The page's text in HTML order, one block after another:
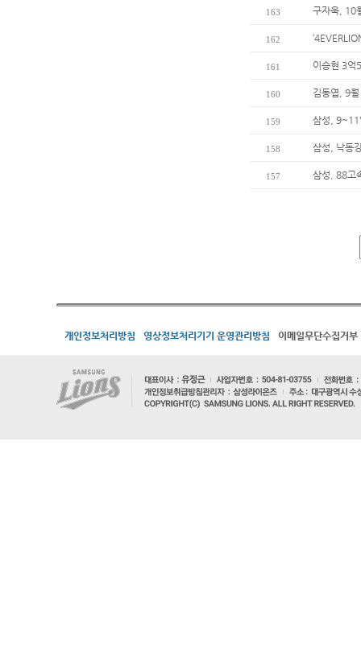
163 구자욱, 10
162
161 이승현 3억
160 김동엽, 9
159 삼성, 9~11
158 삼성, 낙동
157 삼성, 88고
개인정보처리방침 영상정보처리기기 운영관리방침 이메일무단수집거부